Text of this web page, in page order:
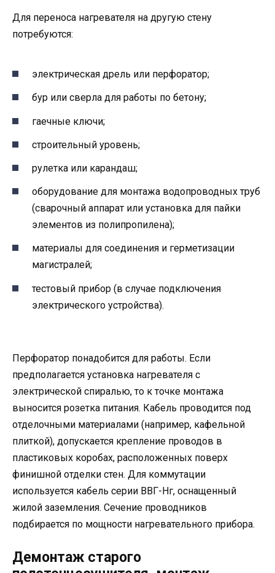
Для переноса нагревателя на другую стену
потребуются:
электрическая дрель или перфоратор;
бур или сверла для работы по бетону;
гаечные ключи;
строительный уровень;
рулетка или карандаш;
оборудование для монтажа водопроводных труб
(сварочный аппарат или установка для пайки
элементов из полипропилена);
материалы для соединения и герметизации
магистралей;
тестовый прибор (в случае подключения
электрического устройства).
Перфоратор понадобится для работы. Если
предполагается установка нагревателя с
электрической спиралью, то к точке монтажа
выносится розетка питания. Кабель проводится под
отделочными материалами (например, кафельной
плиткой), допускается крепление проводов в
пластиковых коробах, расположенных поверх
финишной отделки стен. Для коммутации
используется кабель серии ВВГ-Нг, оснащенный
жилой заземления. Сечение проводников
подбирается по мощности нагревательного прибора.
Демонтаж старого